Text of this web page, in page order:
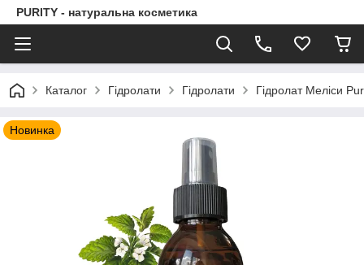
PURITY - натуральна косметика
Каталог Гідролати Гідролати Гідролат Меліси
Новинка